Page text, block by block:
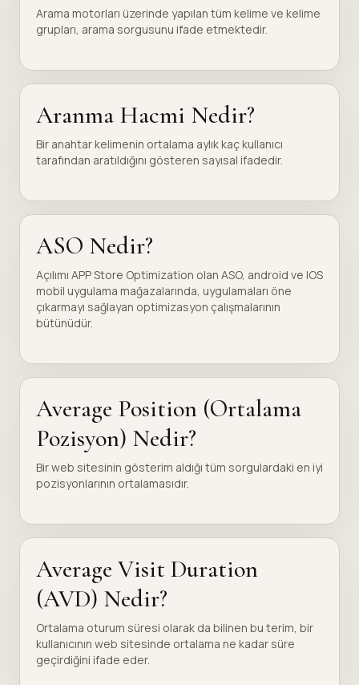
Arama motorları üzerinde yapılan tüm kelime ve kelime
grupları, arama sorgusunu ifade etmektedir.
Aranma Hacmi Nedir?
Bir anahtar kelimenin ortalama aylık kaç kullanıcı
tarafından aratıldığını gösteren sayısal ifadedir.
ASO Nedir?
Açılımı APP Store Optimization olan ASO, android ve IOS
mobil uygulama mağazalarında, uygulamaları öne
çıkarmayı sağlayan optimizasyon çalışmalarının
bütünüdür.
Average Position (Ortalama
Pozisyon) Nedir?
Bir web sitesinin gösterim aldığı tüm sorgulardaki en iyi
pozisyonlarının ortalamasıdır.
Average Visit Duration
(AVD) Nedir?
Ortalama oturum süresi olarak da bilinen bu terim, bir
kullanıcının web sitesinde ortalama ne kadar süre
geçirdiğini ifade eder.